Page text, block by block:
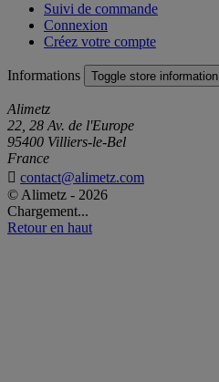
Suivi de commande
Connexion
Créez votre compte
Informations Toggle store information
Alimetz
22, 28 Av. de l'Europe
95400 Villiers-le-Bel
France
 contact@alimetz.com
© Alimetz - 2026
Chargement...
Retour en haut